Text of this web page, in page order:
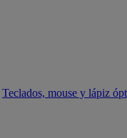
Teclados, mouse y lápiz